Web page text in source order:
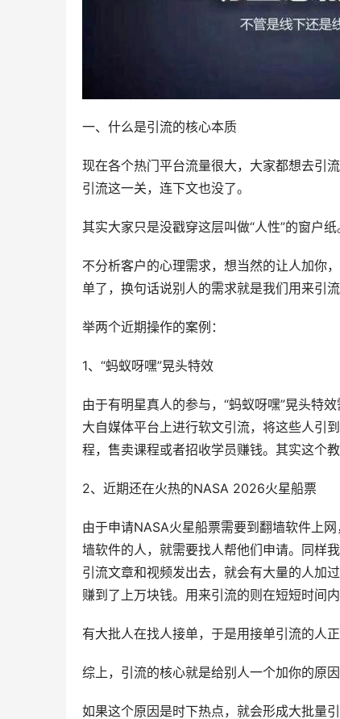
一、什么是引流的核心本质
现在各个热门平台流量很大，大家都想去引
引流这一关，连下文也没了。
其实大家只是没戳穿这层叫做“人性”的窗户纸
不分析客户的心理需求，想当然的让人加你
单了，换句话说别人的需求就是我们用来引流
举两个近期操作的案例：
1、“蚂蚁呀嘿”晃头特效
由于有明星真人的参与，“蚂蚁呀嘿”晃头特
大自媒体平台上进行软文引流，将这些人引
程，售卖课程或者招收学员赚钱。其实这个教
2、近期还在火热的NASA 2026火星船票
由于申请NASA火星船票需要到翻墙软件上
墙软件的人，就需要找人帮他们申请。同样
引流文章和视频发出去，就会有大量的人加
赚到了上万块钱。用来引流的则在短短时间
有大批人在找人接单，于是用接单引流的人正
综上，引流的核心就是给别人一个加你的原因
如果这个原因是时下热点，就会形成大批量引